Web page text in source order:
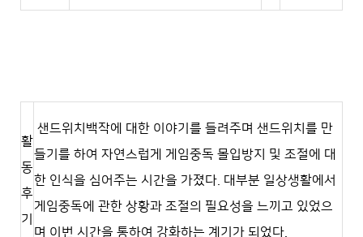
활
동
후
기
샌드위치백작에 대한 이야기를 들려주며 샌드위치를 만
들기를 하여 자연스럽게 게임중독 몰입방지 및 조절에 대
한 인식을 심어주는 시간을 가졌다. 대부분 일상생활에서
게임중독에 관한 상황과 조절의 필요성을 느끼고 있었으
며 이번 시간을 통하여 강화하는 계기가 되었다.